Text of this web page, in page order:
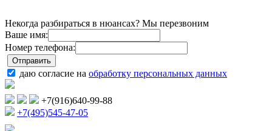
Некогда разбираться в нюансах? Мы перезвоним
Ваше имя:
Номер телефона:
даю согласие на обработку персональных данных
+7(916)640-99-88
+7(495)545-47-05